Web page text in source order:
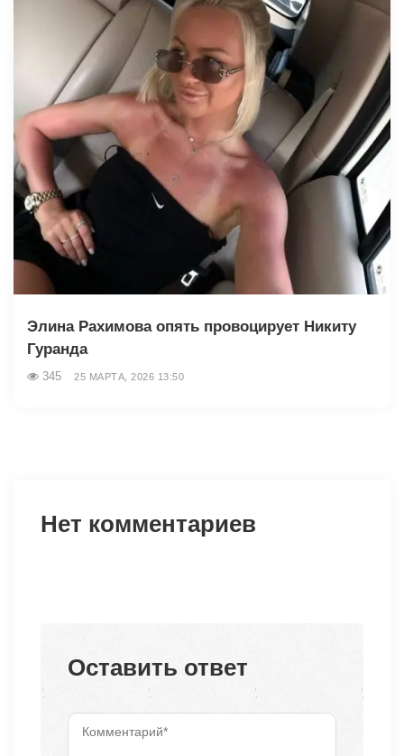
Элина Рахимова опять провоцирует Никиту
Гуранда
345 25 МАРТА, 2026 13:50
Нет комментариев
Оставить ответ